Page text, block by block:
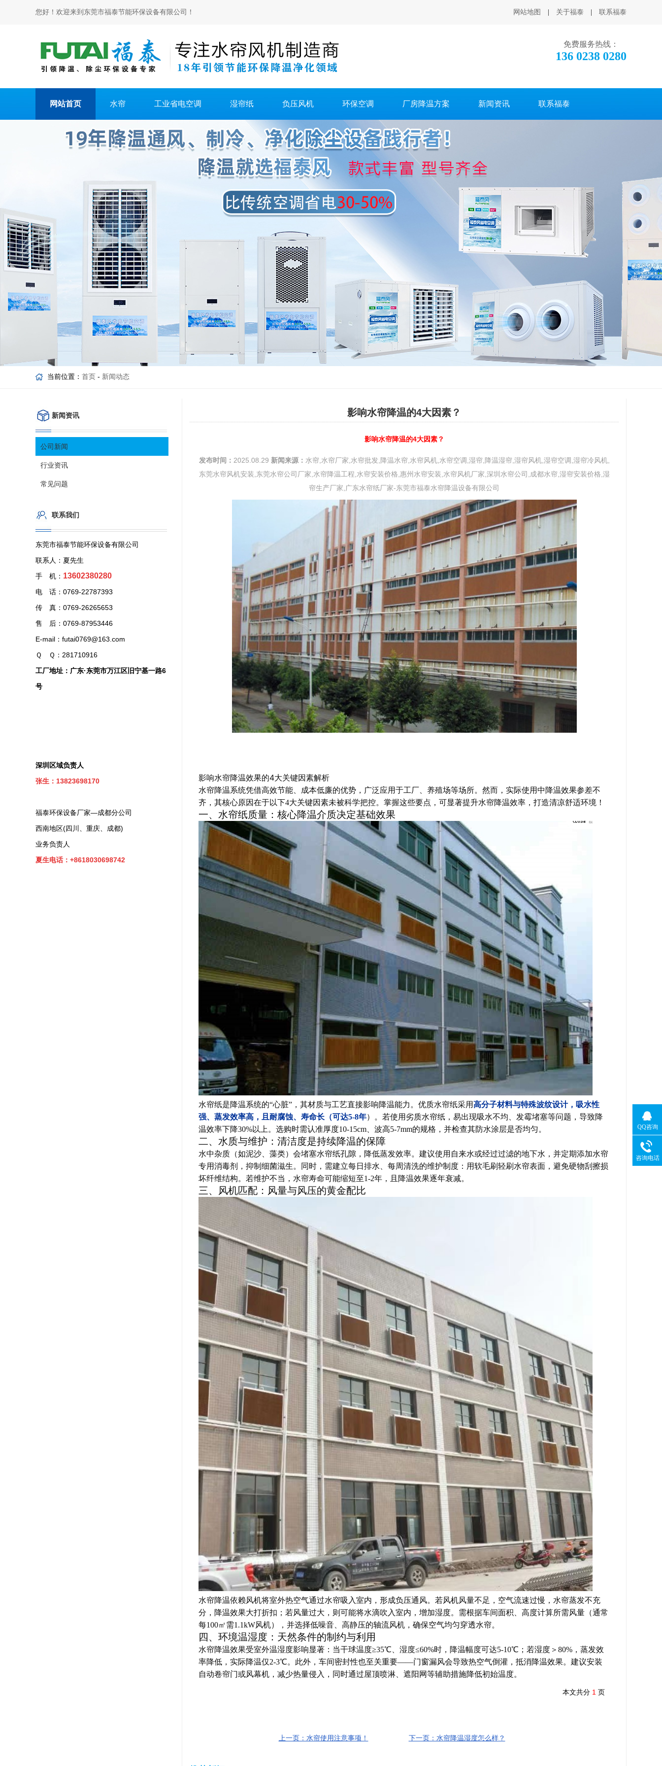
您好！欢迎来到东莞市福泰节能环保设备有限公司！ 网站地图 关于福泰 联系福泰
免费服务热线：
136 0238 0280
网站首页 水帘 工业省电空调 湿帘纸 负压风机 环保空调 厂房降温方案 新闻资讯 联系福泰
当前位置： 首页 - 新闻动态
影响水帘降温的4大因素？
影响水帘降温的4大因素？
发布时间： 2025.08.29 新闻来源： 水帘,水帘厂家,水帘批发,降温水帘,水帘风机,水帘空调,湿帘,降温湿帘,湿帘风机,湿帘空调,湿帘冷风机,
东莞水帘风机安装,东莞水帘公司厂家,水帘降温工程,水帘安装价格,惠州水帘安装,水帘风机厂家,深圳水帘公司,成都水帘,湿帘安装价格,湿
帘生产厂家,广东水帘纸厂家-东莞市福泰水帘降温设备有限公司
影响水帘降温效果的4大关键因素解析
水帘降温系统凭借高效节能、成本低廉的优势，广泛应用于工厂、养殖场等场所。然而，实际使用中降温效果参差不
齐，其核心原因在于以下4大关键因素未被科学把控。掌握这些要点，可显著提升水帘降温效率，打造清凉舒适环境！
一、水帘纸质量：核心降温介质决定基础效果
水帘纸是降温系统的“心脏”，其材质与工艺直接影响降温能力。优质水帘纸采用高分子材料与特殊波纹设计，吸水性
强、蒸发效率高，且耐腐蚀、寿命长（可达5-8年）。若使用劣质水帘纸，易出现吸水不均、发霉堵塞等问题，导致降
温效率下降30%以上。选购时需认准厚度10-15cm、波高5-7mm的规格，并检查其防水涂层是否均匀。
二、水质与维护：清洁度是持续降温的保障
水中杂质（如泥沙、藻类）会堵塞水帘纸孔隙，降低蒸发效率。建议使用自来水或经过过滤的地下水，并定期添加水帘
专用消毒剂，抑制细菌滋生。同时，需建立每日排水、每周清洗的维护制度：用软毛刷轻刷水帘表面，避免硬物刮擦损
坏纤维结构。若维护不当，水帘寿命可能缩短至1-2年，且降温效果逐年衰减。
三、风机匹配：风量与风压的黄金配比
水帘降温依赖风机将室外热空气通过水帘吸入室内，形成负压通风。若风机风量不足，空气流速过慢，水帘蒸发不充
分，降温效果大打折扣；若风量过大，则可能将水滴吹入室内，增加湿度。需根据车间面积、高度计算所需风量（通常
每100㎡需1.1kW风机），并选择低噪音、高静压的轴流风机，确保空气均匀穿透水帘。
四、环境温湿度：天然条件的制约与利用
水帘降温效果受室外温湿度影响显著：当干球温度≥35℃、湿度≤60%时，降温幅度可达5-10℃；若湿度＞80%，蒸发效
率降低，实际降温仅2-3℃。此外，车间密封性也至关重要——门窗漏风会导致热空气倒灌，抵消降温效果。建议安装
自动卷帘门或风幕机，减少热量侵入，同时通过屋顶喷淋、遮阳网等辅助措施降低初始温度。
本文共分 1 页
上一页：水帘使用注意事项！ 下一页：水帘降温湿度怎么样？
新闻资讯
公司新闻
行业资讯
常见问题
联系我们
东莞市福泰节能环保设备有限公司
联系人：夏先生
手 机： 13602380280
电 话：0769-22787393
传 真：0769-26265653
售 后：0769-87953446
E-mail：futai0769@163.com
Ｑ Ｑ：281710916
工厂地址：广东·东莞市万江区旧宁基一路6
号
深圳区域负责人
张生：13823698170
福泰环保设备厂家—成都分公司
西南地区(四川、重庆、成都)
业务负责人
夏生电话：+8618030698742
QQ咨询
咨询电话